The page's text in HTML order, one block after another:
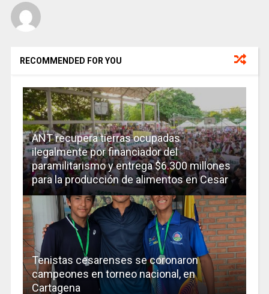
RECOMMENDED FOR YOU
ANT recupera tierras ocupadas
ilegalmente por financiador del
paramilitarismo y entrega $6.300 millones
para la producción de alimentos en Cesar
Tenistas cesarenses se coronaron
campeones en torneo nacional, en
Cartagena